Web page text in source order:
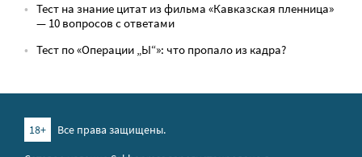
Тест на знание цитат из фильма «Кавказская пленница»
— 10 вопросов с ответами
Тест по «Операции „Ы“»: что пропало из кадра?
18+
Все права защищены.